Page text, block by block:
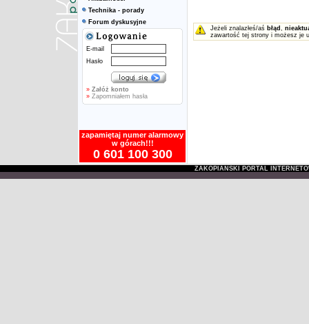
Technika - porady
Forum dyskusyjne
E-mail
Hasło
» Załóż konto
» Zapomniałem hasła
zapamiętaj numer alarmowy
w górach!!!
0 601 100 300
Jeżeli znalazłeś/aś błąd ,
zawartość tej strony i możesz je
ZAKOPIAŃSKI PORTAL